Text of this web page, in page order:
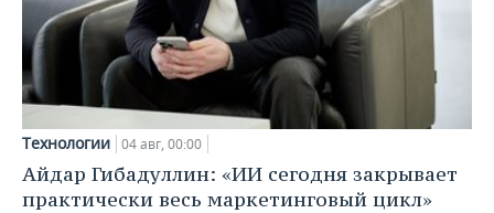
Технологии 04 авг, 00:00
Айдар Гибадуллин: «ИИ сегодня закрывает
практически весь маркетинговый цикл»